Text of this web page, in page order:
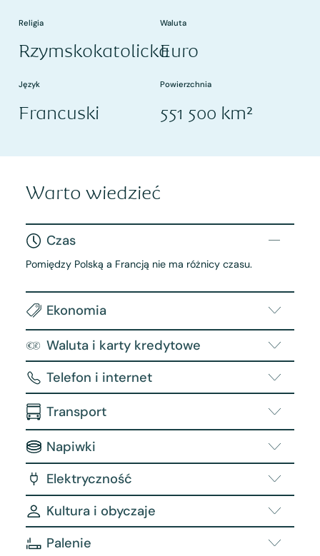
Religia
Rzymskokatolicka
Waluta
Euro
Język
Francuski
Powierzchnia
551 500 km²
Warto wiedzieć
Czas
Pomiędzy Polską a Francją nie ma różnicy czasu.
Ekonomia
Waluta i karty kredytowe
Telefon i internet
Transport
Napiwki
Elektryczność
Kultura i obyczaje
Palenie